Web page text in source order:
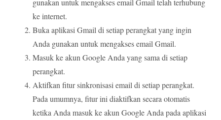
gunakan untuk mengakses email Gmail telah terhubung
ke internet.
Buka aplikasi Gmail di setiap perangkat yang ingin
Anda gunakan untuk mengakses email Gmail.
Masuk ke akun Google Anda yang sama di setiap
perangkat.
Aktifkan fitur sinkronisasi email di setiap perangkat.
Pada umumnya, fitur ini diaktifkan secara otomatis
ketika Anda masuk ke akun Google Anda pada aplikasi